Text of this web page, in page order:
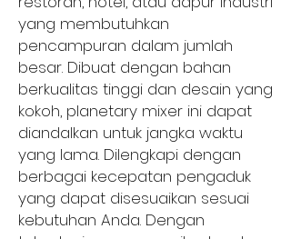
yang membutuhkan
pencampuran dalam jumlah
besar. Dibuat dengan bahan
berkualitas tinggi dan desain yang
kokoh, planetary mixer ini dapat
diandalkan untuk jangka waktu
yang lama. Dilengkapi dengan
berbagai kecepatan pengaduk
yang dapat disesuaikan sesuai
kebutuhan Anda. Dengan